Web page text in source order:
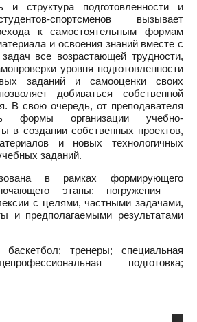
и структура подготовленности и
спортсменов вызывает
к самостоятельным формам
и освоения знаний вместе с
все возрастающей трудности,
уровня подготовленности
заданий и самооценки своих
добиваться собственной
В свою очередь, от преподавателя
формы организации учебно-
в создании собственных проектов,
и новых технологичных
заданий.
в рамках формирующего
этапы: погружения —
с целями, частными задачами,
и предполагаемыми результатами
баскетбол; тренеры; специальная
подготовка;